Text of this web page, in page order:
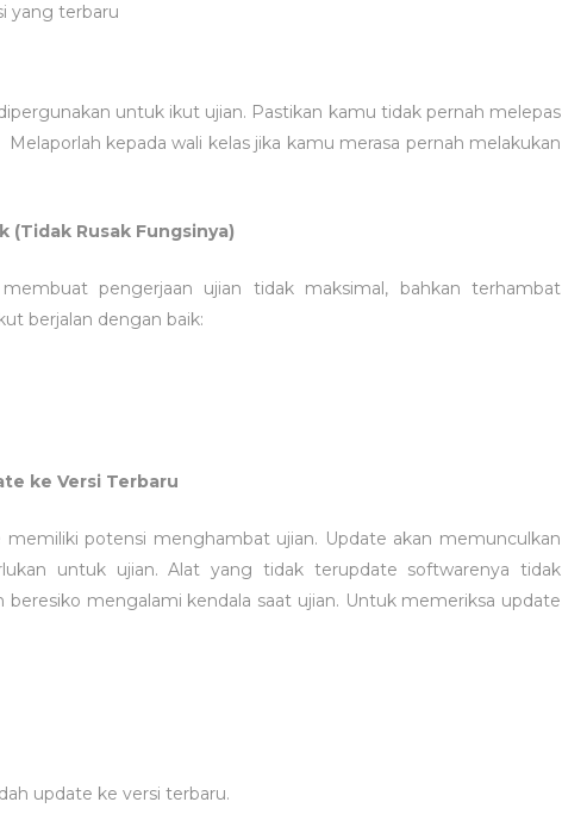
yang terbaru
untuk ikut ujian. Pastikan kamu tidak pernah melepas
kepada wali kelas jika kamu merasa pernah melakukan
(Tidak Rusak Fungsinya)
pengerjaan ujian tidak maksimal, bahkan terhambat
berjalan dengan baik:
ke Versi Terbaru
potensi menghambat ujian. Update akan memunculkan
untuk ujian. Alat yang tidak terupdate softwarenya tidak
mengalami kendala saat ujian. Untuk memeriksa update
update ke versi terbaru.